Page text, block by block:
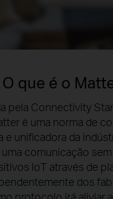
O que é o
pela Connectivity
é uma norma de
e unificadora da
comunicação
IoT através de
dos